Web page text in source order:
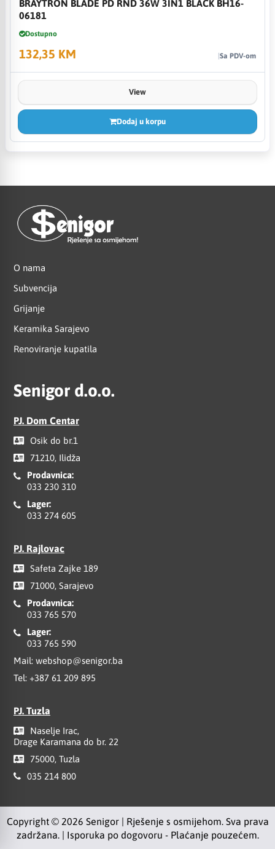
BRAYTRON BLADE PD RND 36W 3IN1 BLACK BH16-
06181
Dostupno
132,35 KM Sa PDV-om
View
Dodaj u korpu
O nama
Subvencija
Grijanje
Keramika Sarajevo
Renoviranje kupatila
Senigor d.o.o.
PJ. Dom Centar
Osik do br.1
71210, Ilidža
Prodavnica:
033 230 310
Lager:
033 274 605
PJ. Rajlovac
Safeta Zajke 189
71000, Sarajevo
Prodavnica:
033 765 570
Lager:
033 765 590
Mail: webshop@senigor.ba
Tel: +387 61 209 895
PJ. Tuzla
Naselje Irac,
Drage Karamana do br. 22
75000, Tuzla
035 214 800
Copyright © 2026 Senigor | Rješenje s osmijehom. Sva prava
zadržana. | Isporuka po dogovoru - Plaćanje pouzećem.